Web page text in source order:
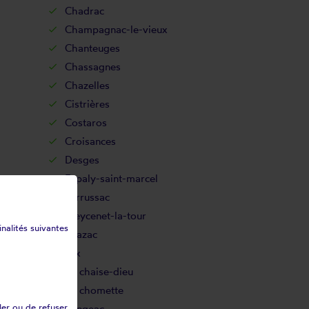
Chadrac
Champagnac-le-vieux
Chanteuges
Chassagnes
Chazelles
Cistrières
Costaros
Croisances
Desges
Espaly-saint-marcel
Ferrussac
Freycenet-la-tour
Grazac
Jax
La chaise-dieu
La chomette
suivantes